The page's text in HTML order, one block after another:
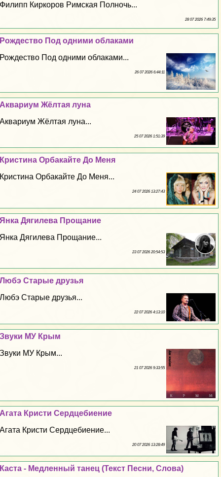
Филипп Киркоров Римская Полночь...
28 07 2026 7:49:35
Рождество Под одними облаками
Рождество Под одними облаками...
26 07 2026 6:44:11
Аквариум Жёлтая луна
Аквариум Жёлтая луна...
25 07 2026 1:51:39
Кристина Орбакайте До Меня
Кристина Орбакайте До Меня...
24 07 2026 13:27:43
Янка Дягилева Прощание
Янка Дягилева Прощание...
23 07 2026 20:54:53
Любэ Старые друзья
Любэ Старые друзья...
22 07 2026 4:13:10
Звуки МУ Крым
Звуки МУ Крым...
21 07 2026 9:33:55
Агата Кристи Сердцебиение
Агата Кристи Сердцебиение...
20 07 2026 13:28:49
Каста - Медленный танец (Текст Песни, Слова)